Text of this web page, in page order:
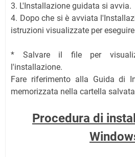
3. L'Installazione guidata si avvia.
4. Dopo che si è avviata
istruzioni visualizzate per
* Salvare il file per
l'installazione.
Fare riferimento alla Guida di
memorizzata nella cartella
Procedura di